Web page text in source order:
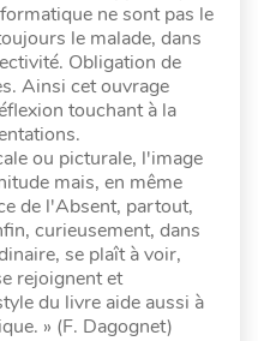
ne sont pas le
le malade, dans
Obligation de
Ainsi cet ouvrage
touchant à la
ou picturale, l'image
mais, en même
de l'Absent, partout,
curieusement, dans
se plaît à voir,
rejoignent et
du livre aide aussi à
» (F. Dagognet)